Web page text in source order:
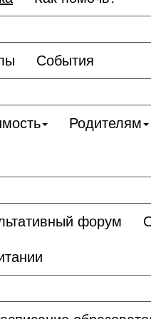
События
Родителям
форум